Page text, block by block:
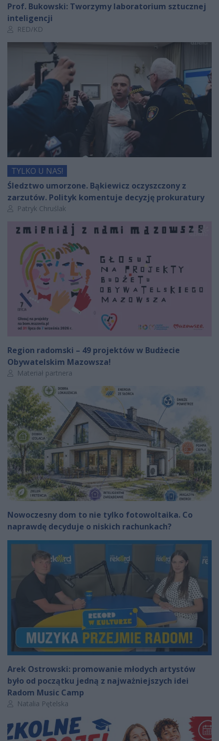
Prof. Bukowski: Tworzymy laboratorium sztucznej
inteligencji
Autor artykułu:
RED/KD
TYLKO U NAS!
Śledztwo umorzone. Bąkiewicz oczyszczony z
zarzutów. Polityk komentuje decyzję prokuratury
Autor artykułu:
Patryk Chruślak
Region radomski – 49 projektów w Budżecie
Obywatelskim Mazowsza!
Autor artykułu:
Materiał partnera
Nowoczesny dom to nie tylko fotowoltaika. Co
naprawdę decyduje o niskich rachunkach?
Arek Ostrowski: promowanie młodych artystów
było od początku jedną z najważniejszych idei
Radom Music Camp
Autor artykułu:
Natalia Pętelska